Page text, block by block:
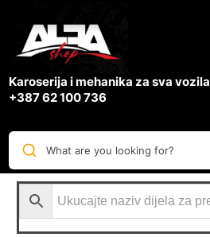
Karoserija i mehanika za sva vozila
+387 62 100 736
What are you looking for?